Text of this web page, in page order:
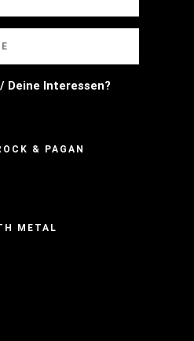
Deine Interessen?
& PAGAN
METAL